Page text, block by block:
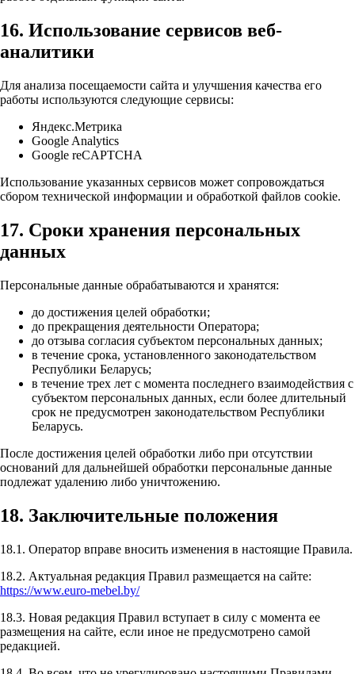
16. Использование сервисов веб-
аналитики
Для анализа посещаемости сайта и улучшения качества его
работы используются следующие сервисы:
Яндекс.Метрика
Google Analytics
Google reCAPTCHA
Использование указанных сервисов может сопровождаться
сбором технической информации и обработкой файлов cookie.
17. Сроки хранения персональных
данных
Персональные данные обрабатываются и хранятся:
до достижения целей обработки;
до прекращения деятельности Оператора;
до отзыва согласия субъектом персональных данных;
в течение срока, установленного законодательством
Республики Беларусь;
в течение трех лет с момента последнего взаимодействия с
субъектом персональных данных, если более длительный
срок не предусмотрен законодательством Республики
Беларусь.
После достижения целей обработки либо при отсутствии
оснований для дальнейшей обработки персональные данные
подлежат удалению либо уничтожению.
18. Заключительные положения
18.1. Оператор вправе вносить изменения в настоящие Правила.
18.2. Актуальная редакция Правил размещается на сайте:
https://www.euro-mebel.by/
18.3. Новая редакция Правил вступает в силу с момента ее
размещения на сайте, если иное не предусмотрено самой
редакцией.